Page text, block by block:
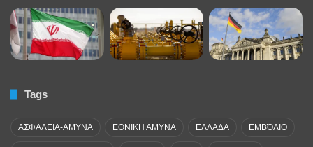
Tags
ΑΣΦΑΛΕΙΑ-ΑΜΥΝΑ ΕΘΝΙΚΗ ΑΜΥΝΑ ΕΛΛΑΔΑ ΕΜΒΌΛΙΟ